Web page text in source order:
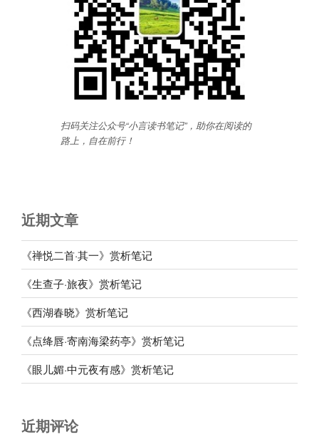
扫码关注公众号“小言读书笔记”，助你在阅读的
路上，自在前行！
近期文章
《禅悦二首·其一》赏析笔记
《生查子·旅夜》赏析笔记
《西湖春晓》赏析笔记
《点绛唇·寄南海梁药亭》赏析笔记
《眼儿媚·中元夜有感》赏析笔记
近期评论